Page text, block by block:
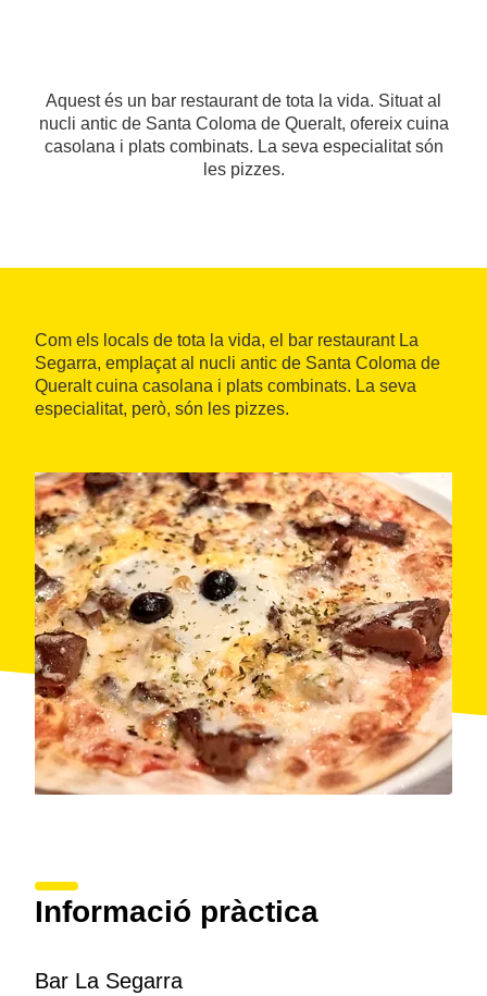
Aquest és un bar restaurant de tota la vida. Situat al
nucli antic de Santa Coloma de Queralt, ofereix cuina
casolana i plats combinats. La seva especialitat són
les pizzes.
Com els locals de tota la vida, el bar restaurant La
Segarra, emplaçat al nucli antic de Santa Coloma de
Queralt cuina casolana i plats combinats. La seva
especialitat, però, són les pizzes.
Informació pràctica
Bar La Segarra